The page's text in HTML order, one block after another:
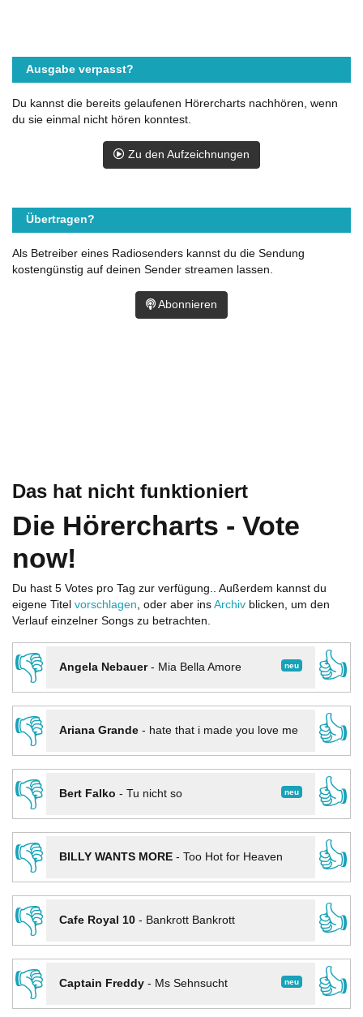
Das hat nicht funktioniert
Die Hörercharts - Vote
now!
Du hast 5 Votes pro Tag zur verfügung.. Außerdem kannst du
eigene Titel vorschlagen, oder aber ins Archiv blicken, um den
Verlauf einzelner Songs zu betrachten.
👎 neu
Angela Nebauer- Mia Bella Amore
👍
👎
Ariana Grande- hate that i made you love me
👍
👎
neu
Bert Falko - Tu nicht so
👍
👎
BILLY WANTS MORE- Too Hot for Heaven
👍
👎
Cafe Royal 10- Bankrott Bankrott
👍
👎
neu
Captain Freddy- Ms Sehnsucht
👍
Ausgabe verpasst?
Du kannst die bereits gelaufenen Hörercharts nachhören, wenn
du sie einmal nicht hören konntest.
Zu den Aufzeichnungen
Übertragen?
Als Betreiber eines Radiosenders kannst du die Sendung
kostengünstig auf deinen Sender streamen lassen.
Abonnieren